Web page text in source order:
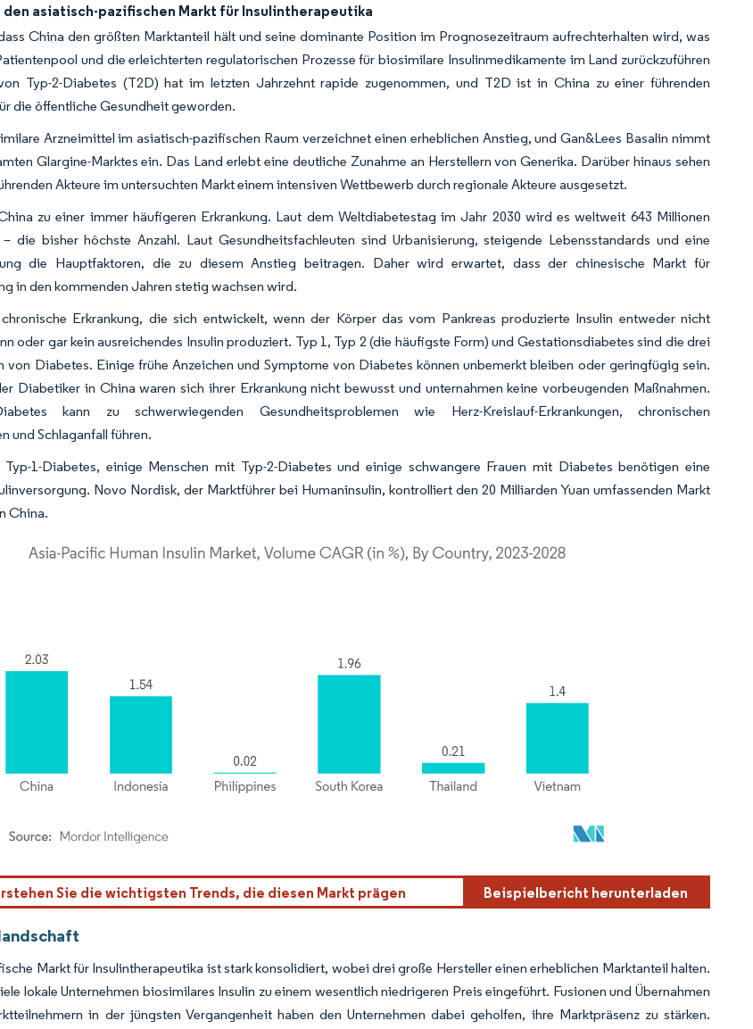
asiatisch-pazifischen Markt für Insulintherapeutika
China den größten Marktanteil hält und seine dominante Position im Prognosezeitraum aufrechterhalten wird, was
und die erleichterten regulatorischen Prozesse für biosimilare Insulinmedikamente im Land zurückzuführen
Typ-2-Diabetes (T2D) hat im letzten Jahrzehnt rapide zugenommen, und T2D ist in China zu einer führenden
die öffentliche Gesundheit geworden.
Arzneimittel im asiatisch-pazifischen Raum verzeichnet einen erheblichen Anstieg, und Gan&Lees Basalin nimmt
Glargine-Marktes ein. Das Land erlebt eine deutliche Zunahme an Herstellern von Generika. Darüber hinaus sehen
Akteure im untersuchten Markt einem intensiven Wettbewerb durch regionale Akteure ausgesetzt.
zu einer immer häufigeren Erkrankung. Laut dem Weltdiabetestag im Jahr 2030 wird es weltweit 643 Millionen
die bisher höchste Anzahl. Laut Gesundheitsfachleuten sind Urbanisierung, steigende Lebensstandards und eine
die Hauptfaktoren, die zu diesem Anstieg beitragen. Daher wird erwartet, dass der chinesische Markt für
in den kommenden Jahren stetig wachsen wird.
Erkrankung, die sich entwickelt, wenn der Körper das vom Pankreas produzierte Insulin entweder nicht
oder gar kein ausreichendes Insulin produziert. Typ 1, Typ 2 (die häufigste Form) und Gestationsdiabetes sind die drei
von Diabetes. Einige frühe Anzeichen und Symptome von Diabetes können unbemerkt bleiben oder geringfügig sein.
Diabetiker in China waren sich ihrer Erkrankung nicht bewusst und unternahmen keine vorbeugenden Maßnahmen.
kann zu schwerwiegenden Gesundheitsproblemen wie Herz-Kreislauf-Erkrankungen, chronischen
und Schlaganfall führen.
1-Diabetes, einige Menschen mit Typ-2-Diabetes und einige schwangere Frauen mit Diabetes benötigen eine
Novo Nordisk, der Marktführer bei Humaninsulin, kontrolliert den 20 Milliarden Yuan umfassenden Markt
China.
Wiederverwendung erfordert Namensnennung gemäß CC BY 4.0.
Sie die wichtigsten Trends, die diesen Markt prägen Beispielbericht herunterladen
Markt für Insulintherapeutika ist stark konsolidiert, wobei drei große Hersteller einen erheblichen Marktanteil halten.
lokale Unternehmen biosimilares Insulin zu einem wesentlich niedrigeren Preis eingeführt. Fusionen und Übernahmen
in der jüngsten Vergangenheit haben den Unternehmen dabei geholfen, ihre Marktpräsenz zu stärken.